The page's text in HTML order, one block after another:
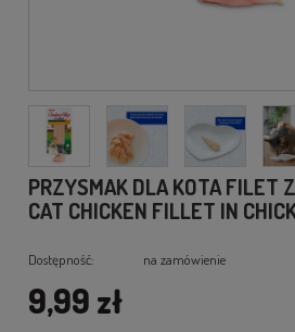
PRZYSMAK DLA KOTA FILET
CAT CHICKEN FILLET IN
Dostępność: na zamówienie
9,99 zł